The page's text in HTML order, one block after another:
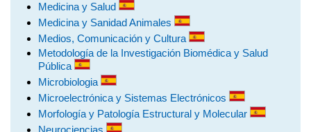
Medicina y Salud
Medicina y Sanidad Animales
Medios, Comunicación y Cultura
Metodología de la Investigación Biomédica y Salud
Pública
Microbiologia
Microelectrónica y Sistemas Electrónicos
Morfología y Patología Estructural y Molecular
Neurociencias